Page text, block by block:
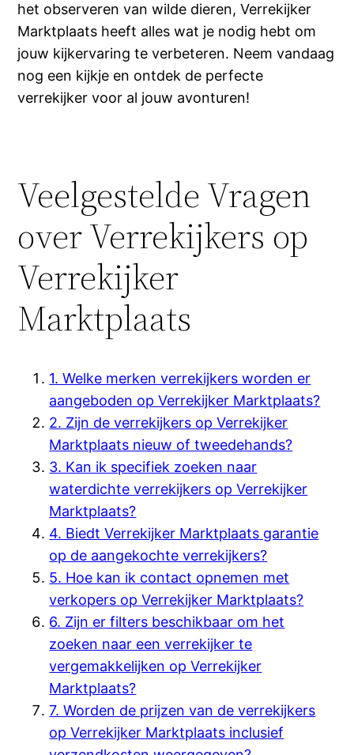
het observeren van wilde dieren, Verrekijker
Marktplaats heeft alles wat je nodig hebt om
jouw kijkervaring te verbeteren. Neem vandaag
nog een kijkje en ontdek de perfecte
verrekijker voor al jouw avonturen!
Veelgestelde Vragen
over Verrekijkers op
Verrekijker
Marktplaats
1. Welke merken verrekijkers worden er
aangeboden op Verrekijker Marktplaats?
2. Zijn de verrekijkers op Verrekijker
Marktplaats nieuw of tweedehands?
3. Kan ik specifiek zoeken naar
waterdichte verrekijkers op Verrekijker
Marktplaats?
4. Biedt Verrekijker Marktplaats garantie
op de aangekochte verrekijkers?
5. Hoe kan ik contact opnemen met
verkopers op Verrekijker Marktplaats?
6. Zijn er filters beschikbaar om het
zoeken naar een verrekijker te
vergemakkelijken op Verrekijker
Marktplaats?
7. Worden de prijzen van de verrekijkers
op Verrekijker Marktplaats inclusief